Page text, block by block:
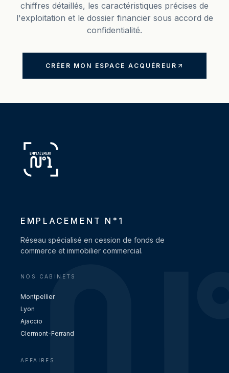
chiffres détaillés, les caractéristiques précises de
l'exploitation et le dossier financier sous accord de
confidentialité.
CRÉER MON ESPACE ACQUÉREUR
EMPLACEMENT N°1
Réseau spécialisé en cession de fonds de
commerce et immobilier commercial.
NOS CABINETS
Montpellier
Lyon
Ajaccio
Clermont-Ferrand
AFFAIRES